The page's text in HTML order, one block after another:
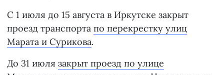
С 1 июля до 15 августа в Иркутске закрыт
проезд транспорта по перекрестку улиц
Марата и Сурикова.
До 31 июля закрыт проезд по улице